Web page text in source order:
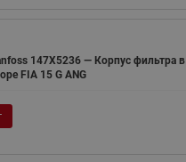
147X5236 — Корпус фильтра в
FIA 15 G ANG